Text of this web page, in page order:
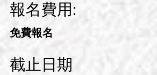
報名費用:
免費報名
截止日期